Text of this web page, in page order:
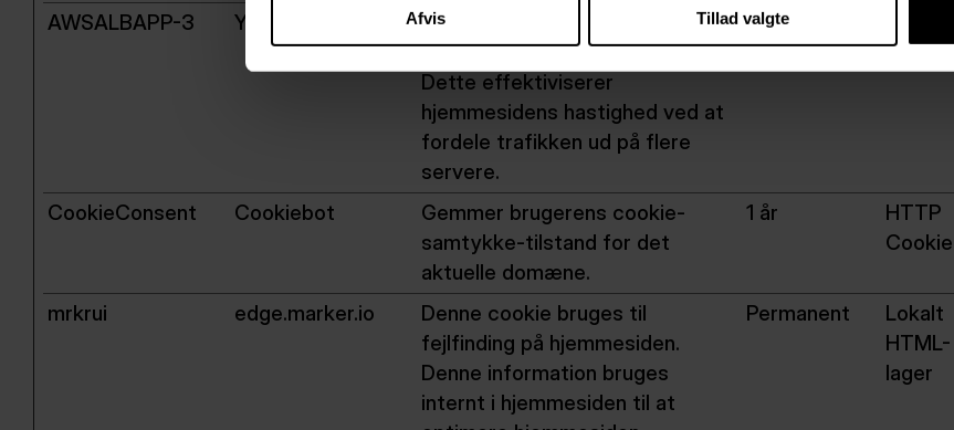
Afvis Tillad valgte
AWSALBAPP-3 YoungCRM
Denne cookie benyttes I
forbindelse med load-balancing.
Dette effektiviserer
hjemmesidens hastighed ved at
fordele trafikken ud på flere
servere.
7 dage
Cookie
CookieConsent Cookiebot
Gemmer brugerens cookie-
samtykke-tilstand for det
aktuelle domæne.
1 år
HTTP
Cookie
mrkrui edge.marker.io
Denne cookie bruges til
fejlfinding på hjemmesiden.
Denne information bruges
internt i hjemmesiden til at
Permanent
Lokalt
HTML-
lager